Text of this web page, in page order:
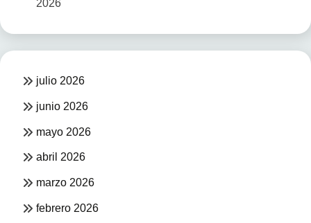
2026
julio 2026
junio 2026
mayo 2026
abril 2026
marzo 2026
febrero 2026